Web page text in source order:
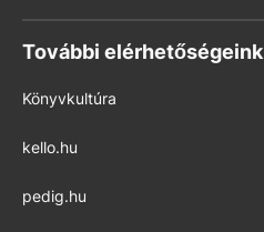
További elérhetőségeink
Könyvkultúra
kello.hu
pedig.hu